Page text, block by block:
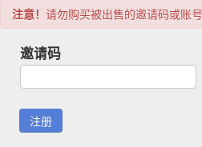
注意！ 请勿购买被出售的邀请码或账
邀请码